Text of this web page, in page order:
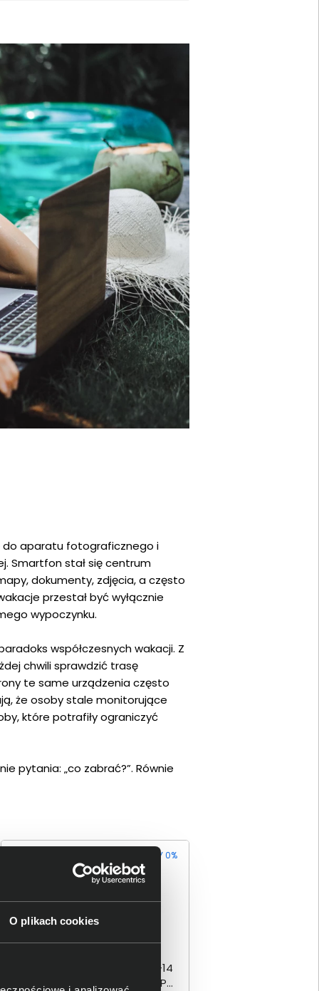
O plikach cookies
do aparatu fotograficznego i
Smartfon stał się centrum
dokumenty, zdjęcia, a często
przestał być wyłącznie
wypoczynku.
współczesnych wakacji. Z
chwili sprawdzić trasę
te same urządzenia często
że osoby stale monitorujące
które potrafiły ograniczyć
pytania: „co zabrać?”. Równie
RATY 0%
Laptop Lenovo ThinkPad X9-14
Gen 1 Aura Edition 21QA0085PB